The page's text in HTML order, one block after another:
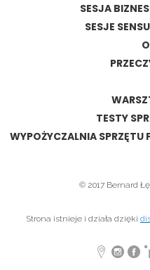
SESJA
SESJE
TESTY
WYPOŻYCZALNIA SPRZĘTU
© 2017 Bernard
Strona istnieje i działa dzięki